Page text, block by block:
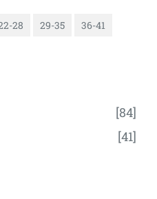
28 29-35 36-41
[84]
[41]